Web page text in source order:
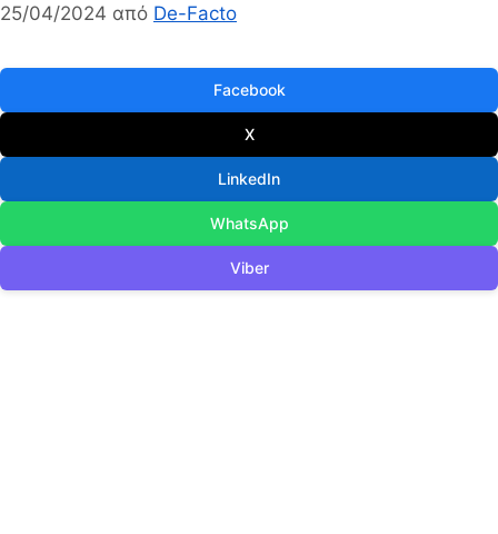
25/04/2024 από De-Facto
Facebook
X
LinkedIn
WhatsApp
Viber